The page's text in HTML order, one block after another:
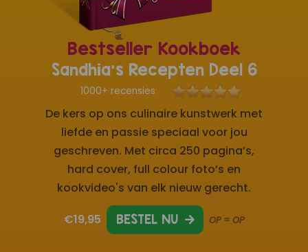
Bestseller Kookboek
Sandhia's Recepten Deel 6
1000+ recensies
De kers op ons culinaire kunstwerk met
liefde en passie speciaal voor jou
geschreven. Met circa 250 pagina’s,
hard cover, full colour foto’s en
kookvideo's van elk nieuw gerecht.
€19,95 BESTEL NU OP = OP